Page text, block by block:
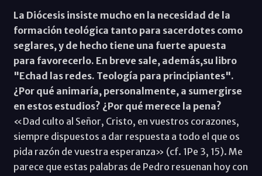
La Diócesis insiste mucho en la necesidad de la
formación teológica tanto para sacerdotes como
seglares, y de hecho tiene una fuerte apuesta
para favorecerlo. En breve sale, además,su libro
"Echad las redes. Teología para principiantes".
¿Por qué animaría, personalmente, a sumergirse
en estos estudios? ¿Por qué merece la pena?
«Dad culto al Señor, Cristo, en vuestros corazones,
siempre dispuestos a dar respuesta a todo el que os
pida razón de vuestra esperanza» (cf. 1Pe 3, 15). Me
parece que estas palabras de Pedro resuenan hoy con